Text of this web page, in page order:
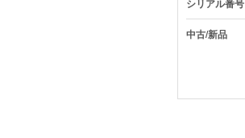
シリアル番号
中古/新品